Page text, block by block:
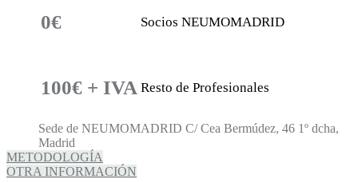
0€ Socios NEUMOMADRID
100€ + IVA Resto de Profesionales
Sede de NEUMOMADRID C/ Cea Bermúdez, 46 1º dcha,
Madrid
METODOLOGÍA
OTRA INFORMACIÓN